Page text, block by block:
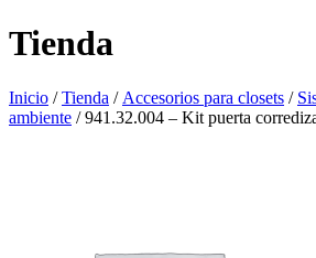
Tienda
Inicio /Tienda / Accesorios para closets /
ambiente / 941.32.004 – Kit puerta